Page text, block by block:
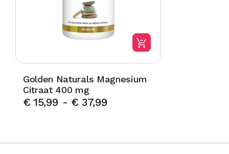
Golden Naturals Magnesium
Citraat 400 mg
€15,99 - €37,99